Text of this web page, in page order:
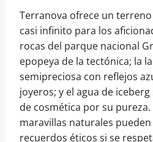
Terranova ofrece un
casi infinito para los
rocas del parque nacional
epopeya de la tectónica; la
semipreciosa con reflejos
joyeros; y el agua de
de cosmética por su pureza.
maravillas naturales
recuerdos éticos si se